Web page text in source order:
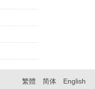
繁體 简体 English